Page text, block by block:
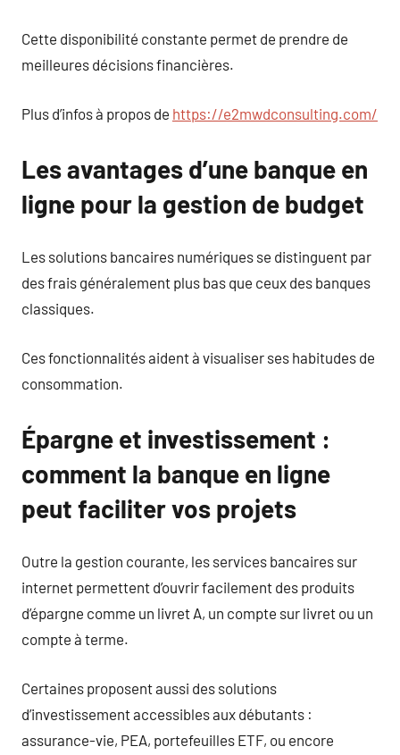
Cette disponibilité constante permet de prendre de
meilleures décisions financières.
Plus d’infos à propos de https://e2mwdconsulting.com/
Les avantages d’une banque en
ligne pour la gestion de budget
Les solutions bancaires numériques se distinguent par
des frais généralement plus bas que ceux des banques
classiques.
Ces fonctionnalités aident à visualiser ses habitudes de
consommation.
Épargne et investissement :
comment la banque en ligne
peut faciliter vos projets
Outre la gestion courante, les services bancaires sur
internet permettent d’ouvrir facilement des produits
d’épargne comme un livret A, un compte sur livret ou un
compte à terme.
Certaines proposent aussi des solutions
d’investissement accessibles aux débutants :
assurance-vie, PEA, portefeuilles ETF, ou encore